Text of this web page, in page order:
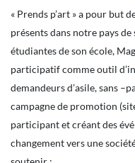
« Prends p’art » a pour but
présents dans notre pays
étudiantes de son école,
participatif comme outil
demandeurs d’asile, sans
campagne de promotion
participant et créant des
changement vers une